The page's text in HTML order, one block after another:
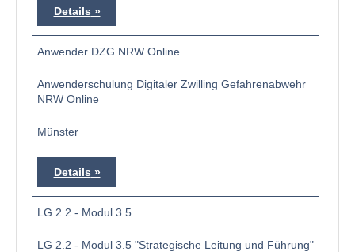
Details
Anwender DZG NRW Online
Anwenderschulung Digitaler Zwilling Gefahrenabwehr
NRW Online
Münster
Details
LG 2.2 - Modul 3.5
LG 2.2 - Modul 3.5 "Strategische Leitung und Führung"